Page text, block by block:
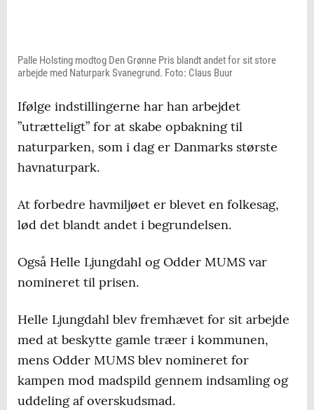
Palle Holsting modtog Den Grønne Pris blandt andet for sit store
arbejde med Naturpark Svanegrund. Foto: Claus Buur
Ifølge indstillingerne har han arbejdet
”utrætteligt” for at skabe opbakning til
naturparken, som i dag er Danmarks største
havnaturpark.
At forbedre havmiljøet er blevet en folkesag,
lød det blandt andet i begrundelsen.
Også Helle Ljungdahl og Odder MUMS var
nomineret til prisen.
Helle Ljungdahl blev fremhævet for sit arbejde
med at beskytte gamle træer i kommunen,
mens Odder MUMS blev nomineret for
kampen mod madspild gennem indsamling og
uddeling af overskudsmad.